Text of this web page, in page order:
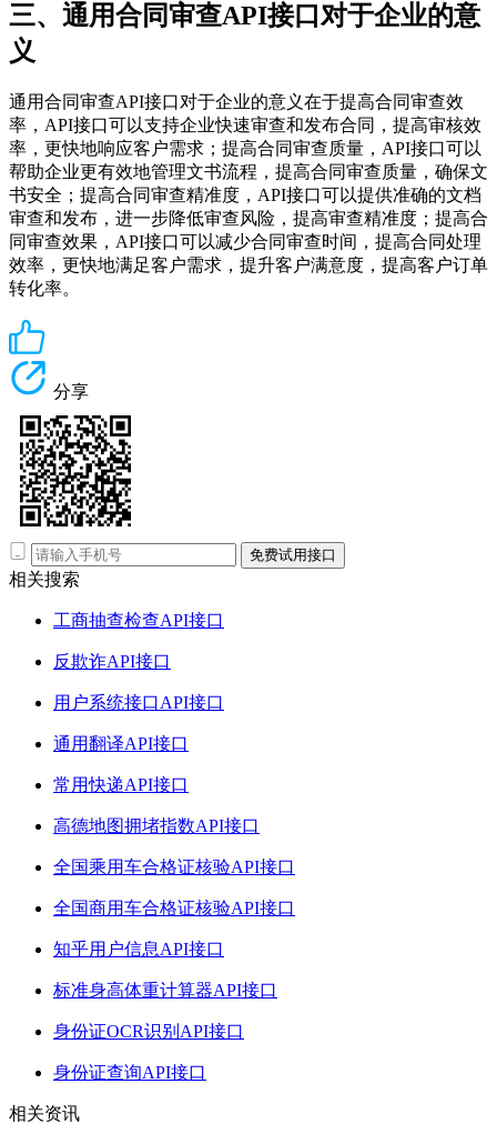
三、通用合同审查API接口对于企业的意
义
通用合同审查API接口对于企业的意义在于提高合同审查效
率，API接口可以支持企业快速审查和发布合同，提高审核效
率，更快地响应客户需求；提高合同审查质量，API接口可以
帮助企业更有效地管理文书流程，提高合同审查质量，确保文
书安全；提高合同审查精准度，API接口可以提供准确的文档
审查和发布，进一步降低审查风险，提高审查精准度；提高合
同审查效果，API接口可以减少合同审查时间，提高合同处理
效率，更快地满足客户需求，提升客户满意度，提高客户订单
转化率。
分享
免费试用接口
相关搜索
工商抽查检查API接口
反欺诈API接口
用户系统接口API接口
通用翻译API接口
常用快递API接口
高德地图拥堵指数API接口
全国乘用车合格证核验API接口
全国商用车合格证核验API接口
知乎用户信息API接口
标准身高体重计算器API接口
身份证OCR识别API接口
身份证查询API接口
相关资讯